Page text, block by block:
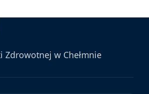
Zdrowotnej w Chełmnie